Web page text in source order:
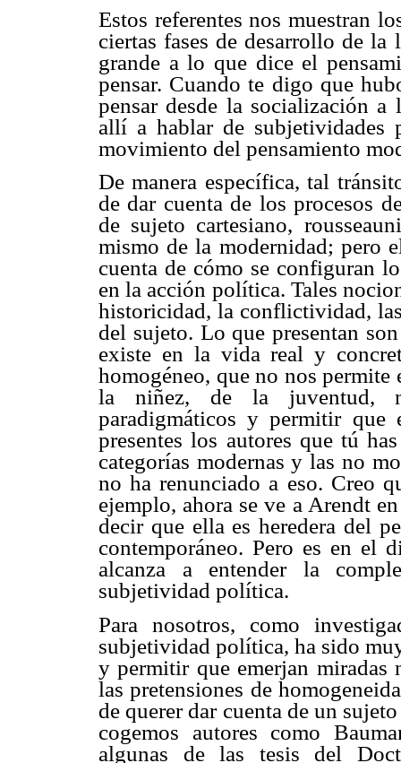
Estos referentes nos muestran
ciertas fases de desarrollo de
grande a lo que dice el
pensar. Cuando te digo que
pensar desde la socialización
allí a hablar de subjetividades
movimiento del pensamiento
De manera específica, tal
de dar cuenta de los procesos
de sujeto cartesiano,
mismo de la modernidad; pero
cuenta de cómo se configuran
en la acción política. Tales
historicidad, la conflictividad,
del sujeto. Lo que presentan
existe en la vida real y
homogéneo, que no nos permite
la niñez, de la juventud,
paradigmáticos y permitir que
presentes los autores que tú
categorías modernas y las no
no ha renunciado a eso. Creo
ejemplo, ahora se ve a Arendt
decir que ella es heredera del
contemporáneo. Pero es en el
alcanza a entender la
subjetividad política.
Para nosotros, como
subjetividad política, ha sido
y permitir que emerjan miradas
las pretensiones de
de querer dar cuenta de un
cogemos autores como
algunas de las tesis del